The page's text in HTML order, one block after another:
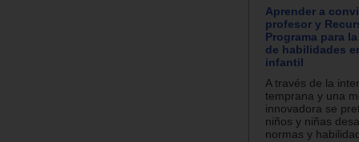
Aprender a
profesor y
Programa para
de habilidades
infantil
A través de la
temprana y una
innovadora se
niños y niñas
normas y